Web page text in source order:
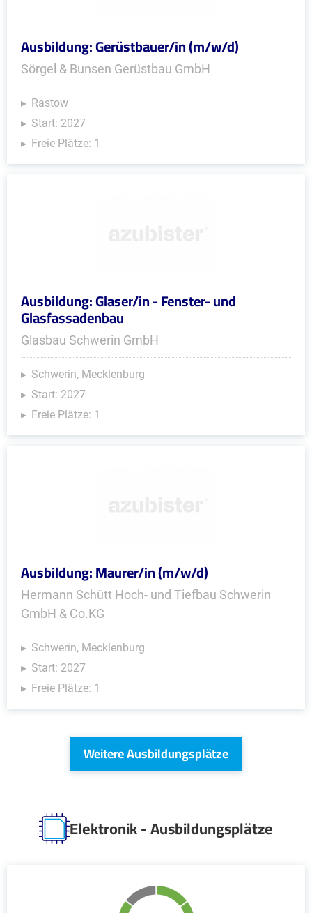
Ausbildung: Gerüstbauer/in (m/w/d)
Sörgel & Bunsen Gerüstbau GmbH
Rastow
Start: 2027
Freie Plätze: 1
Ausbildung: Glaser/in - Fenster- und
Glasfassadenbau
Glasbau Schwerin GmbH
Schwerin, Mecklenburg
Start: 2027
Freie Plätze: 1
Ausbildung: Maurer/in (m/w/d)
Hermann Schütt Hoch- und Tiefbau Schwerin
GmbH & Co.KG
Schwerin, Mecklenburg
Start: 2027
Freie Plätze: 1
Weitere Ausbildungsplätze
Elektronik - Ausbildungsplätze